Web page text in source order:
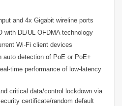
and 4x Gigabit wireline ports
with DL/UL OFDMA technology
Wi-Fi client devices
auto detection of PoE or PoE+
time performance of low-latency
critical data/control lockdown via
certificate/random default